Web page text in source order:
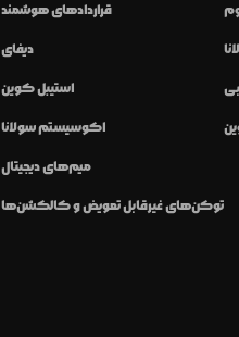
قراردادهای هوشمند
دیفای
استیبل کوین
اکوسیستم سولانا
میم‌های دیجیتال
توکن‌های غیرقابل تعویض و کالکشن‌ها